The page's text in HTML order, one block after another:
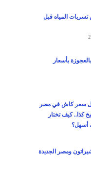
تسربات المياه قبل
بأسعار
سعر كاش في مصر
كذا.. كيف تختار
أسهل؟
ومصر الجديدة